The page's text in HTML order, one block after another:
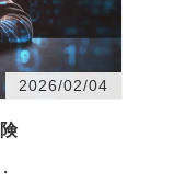
2026/02/04
・・